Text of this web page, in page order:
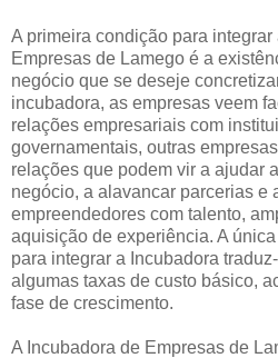
A primeira condição para
Empresas de Lamego é a
negócio que se deseje
incubadora, as empresas veem
relações empresariais com
governamentais, outras
relações que podem vir a ajudar
negócio, a alavancar parcerias e
empreendedores com talento,
aquisição de experiência. A
para integrar a Incubadora
algumas taxas de custo básico,
fase de crescimento.
A Incubadora de Empresas de